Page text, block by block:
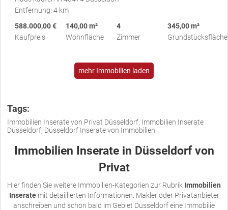
Entfernung: 4 km
588.000,00 €
Kaufpreis
140,00 m²
Wohnfläche
4
Zimmer
345,00 m²
Grundstücksfläche
mehr Immobilien laden
Tags:
Immobilien Inserate von Privat Düsseldorf, Immobilien Inserate
Düsseldorf, Düsseldorf Inserate von Immobilien
Immobilien Inserate in Düsseldorf von
Privat
Hier finden Sie weitere Immobilien-Kategorien zur Rubrik Immobilien
Inseratemit detaillierten Informationen. Makler oder Privatanbieter
anschreiben und schon bald im Gebiet Düsseldorf eine Immobilie